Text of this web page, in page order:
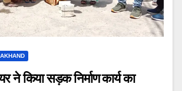
ने किया सड़क निर्माण कार्य का